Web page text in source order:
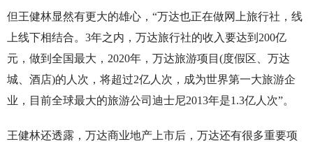
但王健林显然有更大的雄心，“万达也正在做网上旅行社，线
上线下相结合。3年之内，万达旅行社的收入要达到200亿
元，做到全国最大，2020年，万达旅游项目(度假区、万达
城、酒店)的人次，将超过2亿人次，成为世界第一大旅游企
业，目前全球最大的旅游公司迪士尼2013年是1.3亿人次”。
王健林还透露，万达商业地产上市后，万达还有很多重要项